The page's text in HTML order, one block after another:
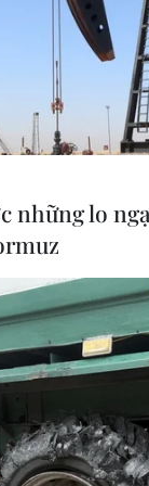
thiệt mạng
ạt vào Ceuta
thân đối tượng
đông ở
hóa tuyến vận
Ấn Độ Dương
những lo